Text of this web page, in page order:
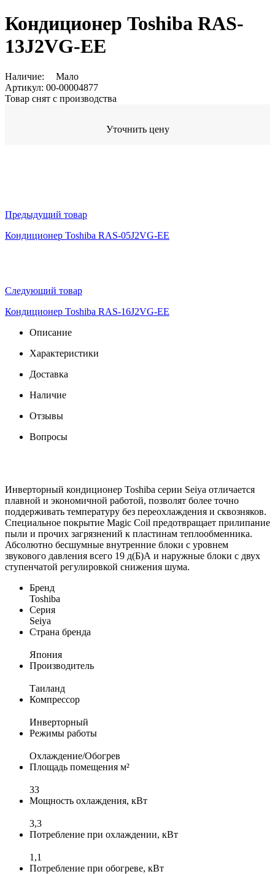
Кондиционер Toshiba RAS-
13J2VG-EE
Наличие:
Мало
Артикул: 00-00004877
Товар снят с производства
Уточнить цену
Предыдущий товар
Кондиционер Toshiba RAS-05J2VG-EE
Следующий товар
Кондиционер Toshiba RAS-16J2VG-EE
Описание
Характеристики
Доставка
Наличие
Отзывы
Вопросы
Инверторный кондиционер Toshiba серии Seiya отличается
плавной и экономичной работой, позволят более точно
поддерживать температуру без переохлаждения и сквозняков.
Специальное покрытие Magic Coil предотвращает прилипание
пыли и прочих загрязнений к пластинам теплообменника.
Абсолютно бесшумные внутренние блоки с уровнем
звукового давления всего 19 д(Б)А и наружные блоки с двух
ступенчатой регулировкой снижения шума.
Бренд
Toshiba
Серия
Seiya
Страна бренда
Япония
Производитель
Таиланд
Компрессор
Инверторный
Режимы работы
Охлаждение/Обогрев
Площадь помещения м²
33
Мощность охлаждения, кВт
3,3
Потребление при охлаждении, кВт
1,1
Потребление при обогреве, кВт